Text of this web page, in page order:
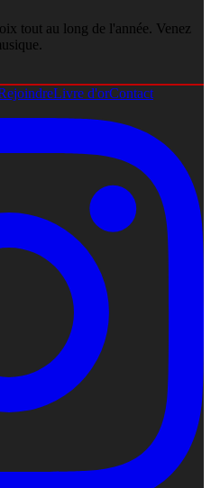
tout au long de l'année. Venez
Livre d'orContact